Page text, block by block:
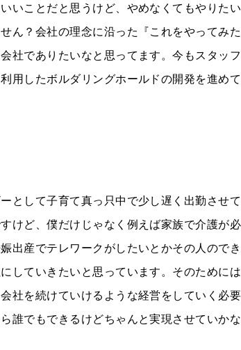
いことだと思うけど、やめなくてもやりた
ん？会社の理念に沿った『これをやってみ
社でありたいなと思ってます。今もスタッ
用したボルダリングホールドの開発を進め
として子育て真っ只中で少し遅く出勤させ
けど、僕だけじゃなく例えば家族で介護が
出産でテレワークがしたいとかその人ので
していきたいと思っています。そのために
社を続けていけるような経営をしていく必
誰でもできるけどちゃんと実現させていか